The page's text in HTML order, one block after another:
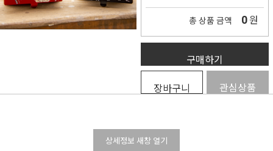
총 상품 금액 0 원
구매하기
장바구니 관심상품
상세정보 새창 열기